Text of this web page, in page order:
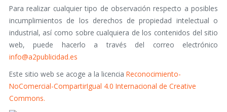
Para realizar cualquier tipo de observación respecto a posibles
incumplimientos de los derechos de propiedad intelectual o
industrial, así como sobre cualquiera de los contenidos del sitio
web, puede hacerlo a través del correo electrónico
info@a2publicidad.es
Este sitio web se acoge a la licencia Reconocimiento-
NoComercial-CompartirIgual 4.0 Internacional de Creative
Commons.